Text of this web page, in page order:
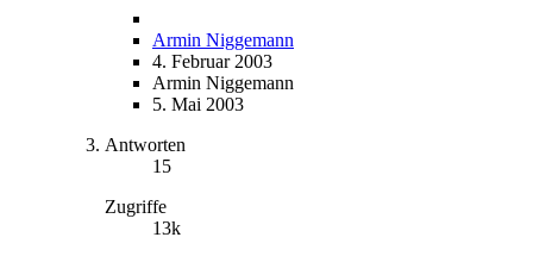
Armin Niggemann
4. Februar 2003
Armin Niggemann
5. Mai 2003
Antworten
15
Zugriffe
13k